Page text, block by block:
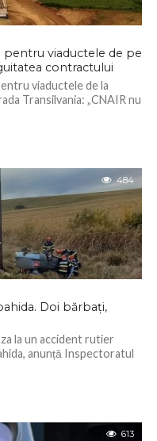
viaductele de pe
contractului
viaductele de la
Transilvania: „CNAIR nu
484
Doi bărbați,
la un accident rutier
anunță Inspectoratul
613